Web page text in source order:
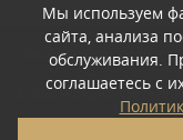
ОПЛАЧИВАЙТЕ ПРИ
© 2026«КВАДРО СВЕТ»
ПОЛИТИКА КОНФИДЕНЦИАЛЬНОСТИ
Мы используем
сайта, анализа
обслуживания.
соглашаетесь с